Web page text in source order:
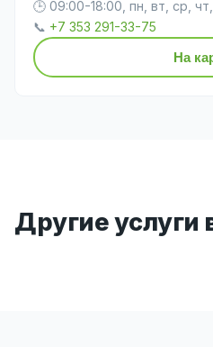
🕒 09:00-18:00, пн, вт, ср,
📞 +7 353 291-33-75
На
Другие услуги